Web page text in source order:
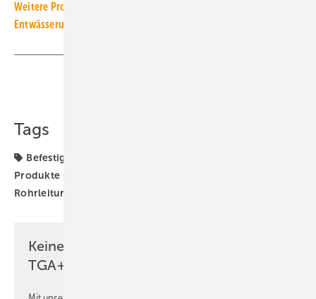
Weitere Produkt-Meldungen zum Thema Installations- und
Entwässerungstechnik
Tags
Befestigungstechnik
Produkte
Rohrleitungsmontage
Keine Zeit? Kein Problem mit dem
TGA+E Newsletter!